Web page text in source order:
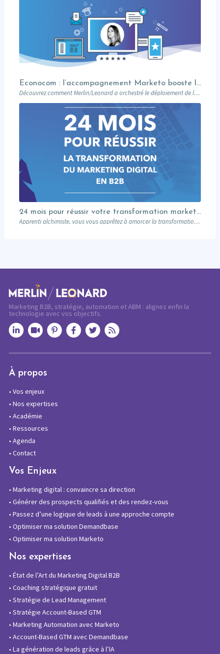
Econocom : l’accompagnement Marketo booste la transformation digitale
Découvrez comment Merlin/Leonard a orchestré le déploiement de la solution Marketo au sein d’Econocom,…
24 mois pour réussir votre transformation marketing
Apprenti alchimiste, vous vous apprêtez à amorcer la transformation de votre marketing digital, sans…
Marketing B2B, stratégie, automation et ABM : alignez enfin la
technologie avec vos objectifs.
À propos
• Vos enjeux
• Nos expertises
• Académie
• Ressources
• Agenda
• Contact
Vos Enjeux
• Marketing digital : convaincre sa direction
• Générer des prospects qualifiés et des rendez-vous
• Passez d’une logique de leads à une approche compte
• Optimiser ma solution Demandbase
• Optimiser ma solution Marketo
Nos expertises
• État de l’Art du Marketing Digital B2B
• Coaching stratégique gratuit
• Stratégie de Lead Management
• Stratégie Account-Based GTM
• Marketing Automation avec Marketo
• Account-Based GTM avec Demandbase
• La génération de leads grâce à l’IA